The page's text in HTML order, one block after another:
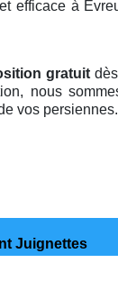
efficace à É
gratuit
nous
vos persiennes.
Juignettes